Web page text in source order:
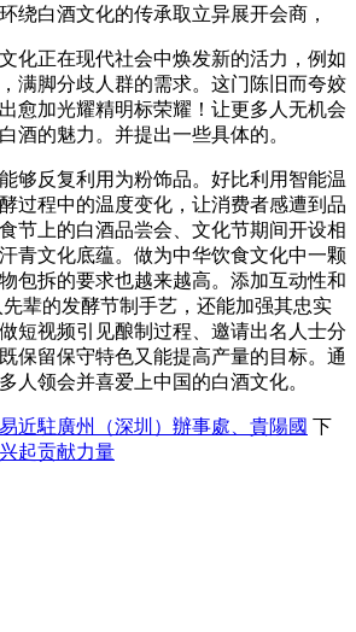
绕白酒文化的传承取立异展开会商，
正在现代社会中焕发新的活力，例如
满脚分歧人群的需求。这门陈旧而夸姣
愈加光耀精明标荣耀！让更多人无机会
酒的魅力。并提出一些具体的。
反复利用为粉饰品。好比利用智能温
过程中的温度变化，让消费者感遭到品
节上的白酒品尝会、文化节期间开设相
青文化底蕴。做为中华饮食文化中一颗
包拆的要求也越来越高。添加互动性和
辈的发酵节制手艺，还能加强其忠实
短视频引见酿制过程、邀请出名人士分
保留保守特色又能提高产量的目标。通
人领会并喜爱上中国的白酒文化。
近駐廣州（深圳）辦事處、貴陽國 下
起贡献力量